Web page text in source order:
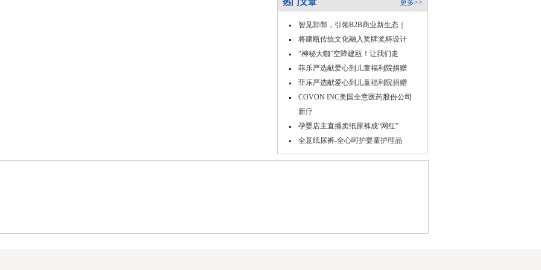
热门文章 更多>>
智见邯郸，引领B2B商业新生态｜
将建瓯传统文化融入奖牌奖杯设计
“神秘大咖”空降建瓯！让我们走
菲乐严选献爱心到儿童福利院捐赠
菲乐严选献爱心到儿童福利院捐赠
COVON INC美国全意医药股份公司
新疗
孕婴店主直播卖纸尿裤成“网红”
全意纸尿裤-全心呵护婴童护理品